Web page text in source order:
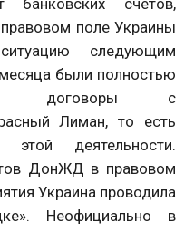
поле Украины
следующим
были полностью
договоры с
Лиман, то есть
деятельности.
ДонЖД в правовом
Украина проводила
Неофициально в